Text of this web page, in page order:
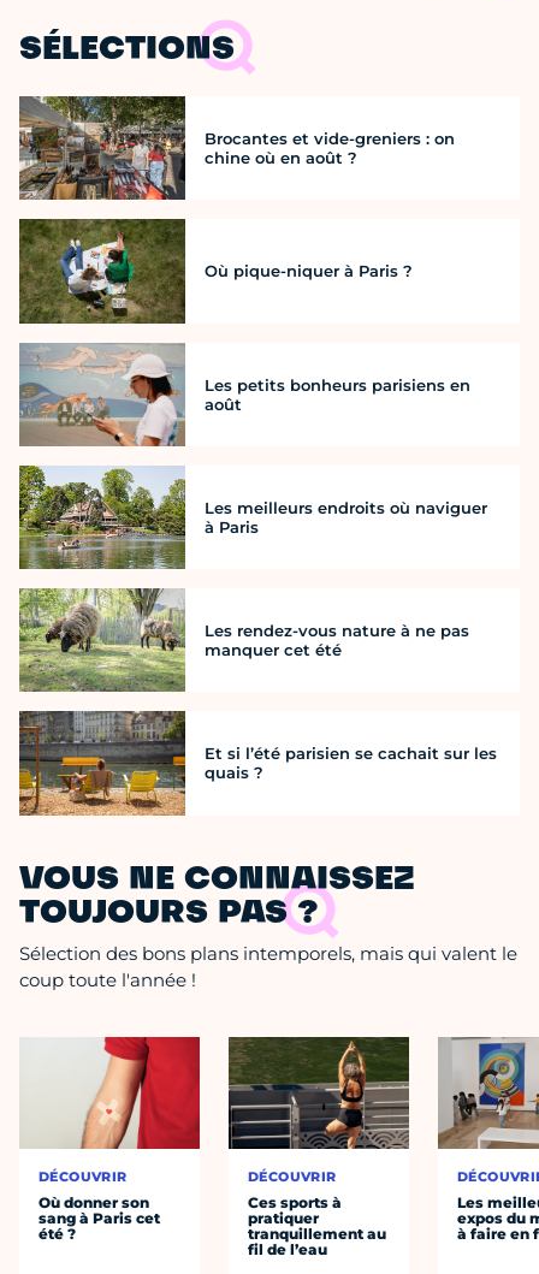
SÉLECTIONS
Brocantes et vide-greniers : on
chine où en août ?
Où pique-niquer à Paris ?
Les petits bonheurs parisiens en
août
Les meilleurs endroits où naviguer
à Paris
Les rendez-vous nature à ne pas
manquer cet été
Et si l’été parisien se cachait sur les
quais ?
VOUS NE CONNAISSEZ
TOUJOURS PAS ?
Sélection des bons plans intemporels, mais qui valent le
coup toute l'année !
DÉCOUVRIR
Où donner son
sang à Paris cet
été ?
DÉCOUVRIR
Ces sports à
pratiquer
tranquillement au
fil de l’eau
Les
expos du
à faire en